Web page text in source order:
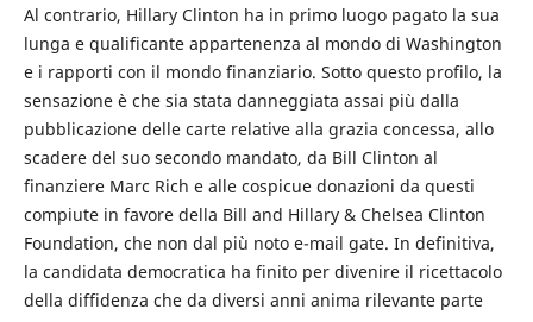
Al contrario, Hillary Clinton ha in primo luogo pagato la sua
lunga e qualificante appartenenza al mondo di Washington
e i rapporti con il mondo finanziario. Sotto questo profilo, la
sensazione è che sia stata danneggiata assai più dalla
pubblicazione delle carte relative alla grazia concessa, allo
scadere del suo secondo mandato, da Bill Clinton al
finanziere Marc Rich e alle cospicue donazioni da questi
compiute in favore della Bill and Hillary & Chelsea Clinton
Foundation, che non dal più noto e-mail gate. In definitiva,
la candidata democratica ha finito per divenire il ricettacolo
della diffidenza che da diversi anni anima rilevante parte